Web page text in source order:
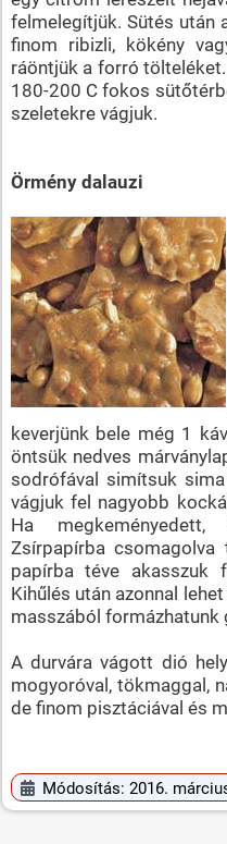
felmelegítjük. Sütés után
finom ribizli, kökény
ráöntjük a forró
180-200 C fokos
szeletekre vágjuk.
Örmény dalauzi
keverjünk bele még 1
öntsük nedves
sodrófával simítsuk
vágjuk fel nagyobb
Ha
Zsírpapírba
papírba téve akasszuk
Kihűlés után azonnal
masszából formázhatunk
A durvára vágott dió
mogyoróval, tökmaggal,
de finom pisztáciával és
Módosítás: 2016.